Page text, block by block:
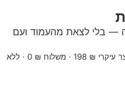
— בלי לצאת מהעמוד ועם
מוצר עיקרי ₪ 198 · משלוח ₪ 0 · ללא